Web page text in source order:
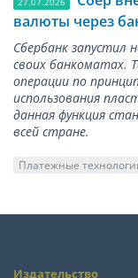
валюты через
Сбербанк запустил
своих банкоматах.
операции по
использования
данная функция
всей стране.
Платежные
Издательство